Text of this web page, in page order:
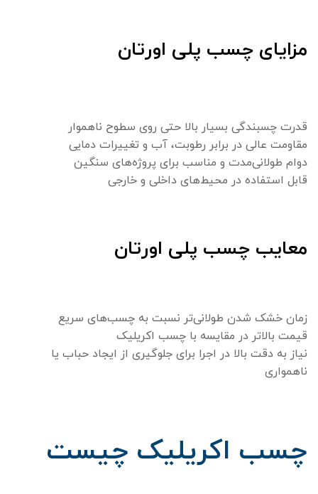
مزایای چسب پلی اورتان
قدرت چسبندگی بسیار بالا حتی روی سطوح ناهموار
مقاومت عالی در برابر رطوبت، آب و تغییرات دمایی
دوام طولانی‌مدت و مناسب برای پروژه‌های سنگین
قابل استفاده در محیط‌های داخلی و خارجی
معایب چسب پلی اورتان
زمان خشک شدن طولانی‌تر نسبت به چسب‌های سریع
قیمت بالاتر در مقایسه با چسب اکریلیک
نیاز به دقت بالا در اجرا برای جلوگیری از ایجاد حباب یا
ناهمواری
چسب اکریلیک چیست